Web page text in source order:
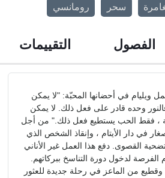
رومانسي سحر
الفصول التقييمات
ويليام في أحضانها المحبّة: "لا يمكن
وحده قادر على فعل ذلك. لا يمكن
، فقط الحب يستطيع فعل ذلك." من أجل
في دار الأيتام ، وإنقاذ الشخص الذي
القصوى. دفع هذا العمل غير الأناني
الفرصة لدخول دورة التناسخ ببركاتهم.
وقطيع من الماعز في رحلة جديدة للعثور